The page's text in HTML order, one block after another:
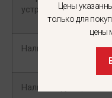
устройство, кг.
Наличие тормозной
Наличие функции
Цены
только для
цены